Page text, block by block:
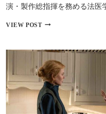
な
っ
――
バ
イ
で
見
つ
け
演・製作総指揮を務める法
VIEW POSTニ
ル・
ッ
ド
マ
ン
主
演